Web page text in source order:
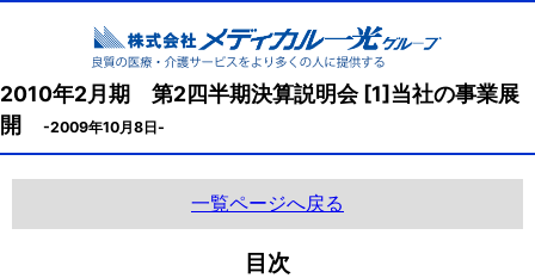
2010年2月期 第2四半期決算説明会 [1]当社の事業展
開
-2009年10月8日-
一覧ページへ戻る
目次